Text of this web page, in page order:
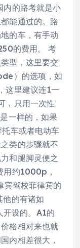
内的路考就是小
能通过的。路
的车，有手动
的费用。 考
型，这里要交
）的选项，如
这里建议连1一
，只用一次性
一样的，如果
车或者电动车
类的步骤就不
和腿脚灵便之
用约1000p，
宾驾校菲律宾的
他的有诸如
开设的。A1的
格相对来也就
内相差很大，